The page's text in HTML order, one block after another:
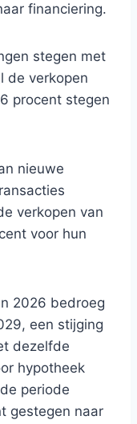
financiering.
stegen met
de verkopen
procent stegen
nieuwe
verkopen van
voor hun
2026 bedroeg
een stijging
dezelfde
hypotheek
periode
gestegen naar